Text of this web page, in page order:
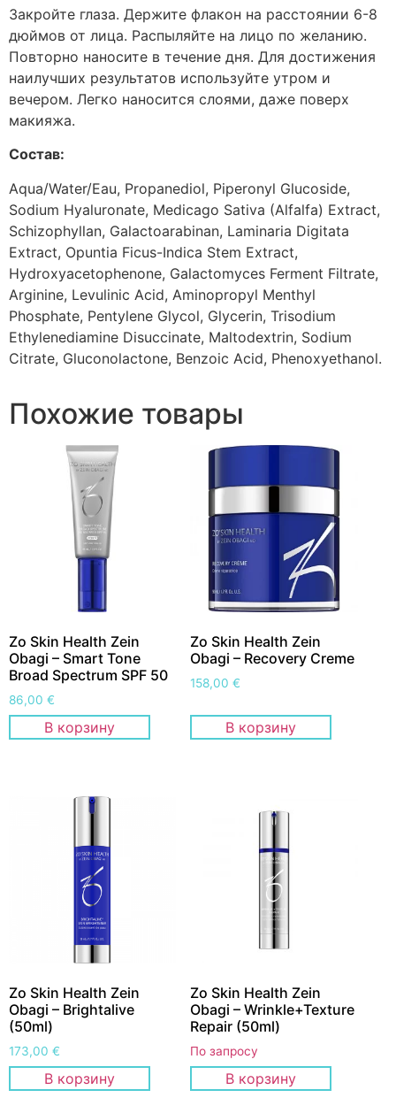
Закройте глаза. Держите флакон на расстоянии 6-8
дюймов от лица. Распыляйте на лицо по желанию.
Повторно наносите в течение дня. Для достижения
наилучших результатов используйте утром и
вечером. Легко наносится слоями, даже поверх
макияжа.
Состав:
Aqua/Water/Eau, Propanediol, Piperonyl Glucoside,
Sodium Hyaluronate, Medicago Sativa (Alfalfa) Extract,
Schizophyllan, Galactoarabinan, Laminaria Digitata
Extract, Opuntia Ficus-Indica Stem Extract,
Hydroxyacetophenone, Galactomyces Ferment Filtrate,
Arginine, Levulinic Acid, Aminopropyl Menthyl
Phosphate, Pentylene Glycol, Glycerin, Trisodium
Ethylenediamine Disuccinate, Maltodextrin, Sodium
Citrate, Gluconolactone, Benzoic Acid, Phenoxyethanol.
Похожие товары
Zo Skin Health Zein
Obagi – Smart Tone
Broad Spectrum SPF 50
86,00 €
В корзину
Zo Skin Health Zein
Obagi – Recovery Creme
158,00€
В корзину
Zo Skin Health Zein
Obagi – Brightalive
(50ml)
173,00 €
В корзину
Zo Skin Health Zein
Obagi – Wrinkle+Texture
Repair (50ml)
По запросу
В корзину